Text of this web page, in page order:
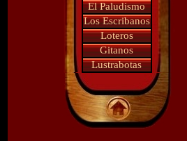
El Paludismo
Los Escribanos
Loteros
Gitanos
Lustrabotas